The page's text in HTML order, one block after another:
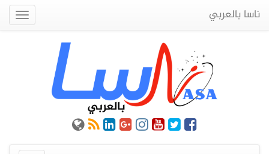
ناسا بالعربي